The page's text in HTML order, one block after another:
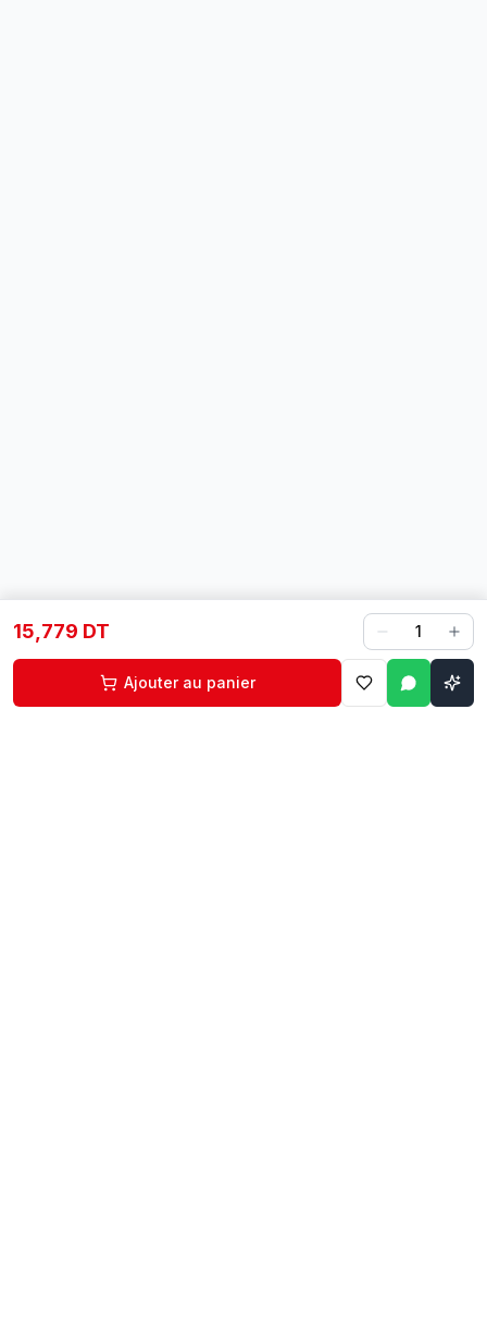
15,779 DT 1
Ajouter au panier